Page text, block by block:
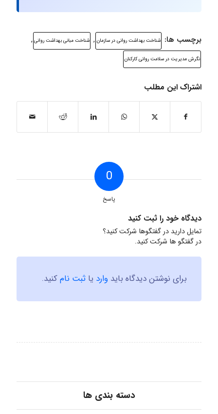
برچسب ها: شناخت بهداشت روانی در سازمان , شناخت مبانی بهداشت روانی ,
نگرش مدیریت در سلامت روانی کارکنان
اشتراک این مطلب
0
پاسخ
دیدگاه خود را ثبت کنید
تمایل دارید در گفتگوها شرکت کنید؟
در گفتگو ها شرکت کنید.
برای نوشتن دیدگاه باید وارد یا ثبت نامکنید.
دسته بندی ها